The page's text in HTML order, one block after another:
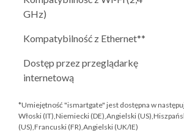
GHz)
Kompatybilność z Ethernet**
Dostęp przez przeglądarkę
internetową
*Umiejętność "ismartgate" jest dostępna w
Włoski (IT),Niemiecki (DE),Angielski
(US),Francuski (FR),Angielski (UK/IE)